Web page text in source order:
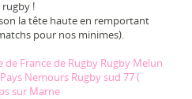
rugby !
la tête haute en remportant
pour nos minimes).
de France de Rugby Rugby Melun
Nemours Rugby sud 77 (
sur Marne